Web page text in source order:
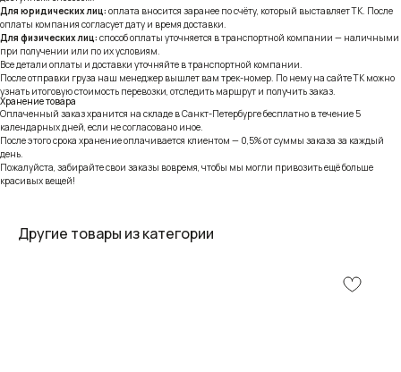
Для юридических лиц: оплата вносится заранее по счёту, который выставляет ТК. После
оплаты компания согласует дату и время доставки.
Для физических лиц: способ оплаты уточняется в транспортной компании — наличными
при получении или по их условиям.
Все детали оплаты и доставки уточняйте в транспортной компании.
После отправки груза наш менеджер вышлет вам трек-номер. По нему на сайте ТК можно
узнать итоговую стоимость перевозки, отследить маршрут и получить заказ.
Хранение товара
Оплаченный заказ хранится на складе в Санкт-Петербурге бесплатно в течение 5
календарных дней, если не согласовано иное.
После этого срока хранение оплачивается клиентом — 0,5% от суммы заказа за каждый
день.
Пожалуйста, забирайте свои заказы вовремя, чтобы мы могли привозить ещё больше
красивых вещей!
Другие товары из категории